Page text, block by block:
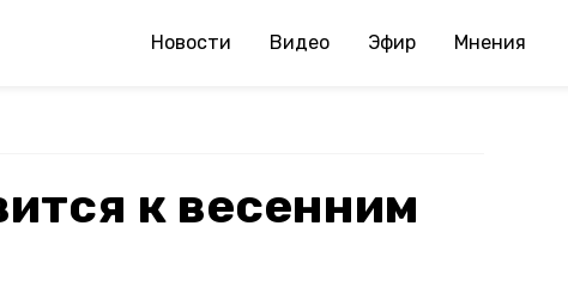
Новости Видео Эфир Мнения
к весенним